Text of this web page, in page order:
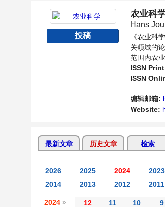
投稿
农业科
Hans
《农业科
关领域的
范围内农
ISSN
ISSN
编辑邮箱:
Website:
最新文章 历史文章 检索
2026 2025 2024 2023
2014
2013 2012 2011
2024 » 12 11 10 9